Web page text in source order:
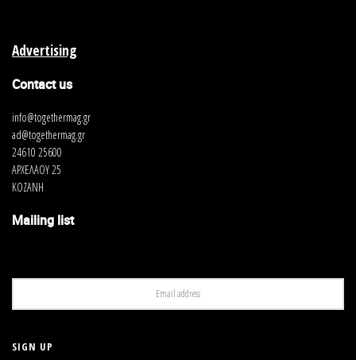
Advertising
Contact us
info@togethermag.gr
ad@togethermag.gr
24610 25600
ΑΡΧΕΛΑΟΥ 25
ΚΟΖΑΝΗ
Mailing list